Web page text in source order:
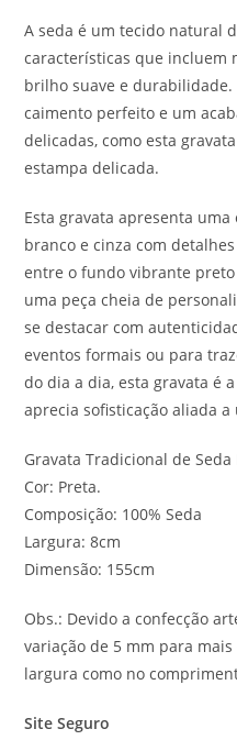
A seda é um tecido natural
características que incluem
brilho suave e
caimento perfeito e um
delicadas, como esta
estampa delicada.
Esta gravata apresenta
branco e cinza com
entre o fundo vibrante
uma peça cheia de
se destacar com
eventos formais ou para
do dia a dia, esta gravata é
aprecia sofisticação aliada
Gravata Tradicional de
Cor: Preta.
Composição: 100% Seda
Largura: 8cm
Dimensão: 155cm
Obs.: Devido a confecção
variação de 5 mm para
largura como no
Site Seguro